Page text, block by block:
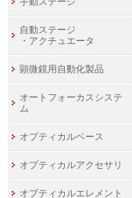
自動ステージ
・アクチュエータ
顕微鏡用自動化製品
オートフォーカスシステ
ム
オプティカルベース
オプティカルアクセサリ
オプティカルエレメント